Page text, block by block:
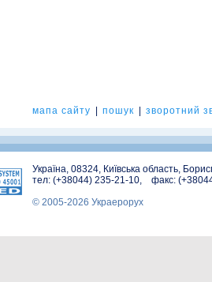
мапа сайту пошук зворотний
Україна, 08324, Київська область,
тел: (+38044) 235-21-10, факс:
© 2005-2026 Украерорух